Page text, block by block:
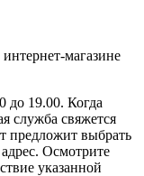
магазине
до 19.00. Когда
служба свяжется
предложит выбрать
Осмотрите
указанной